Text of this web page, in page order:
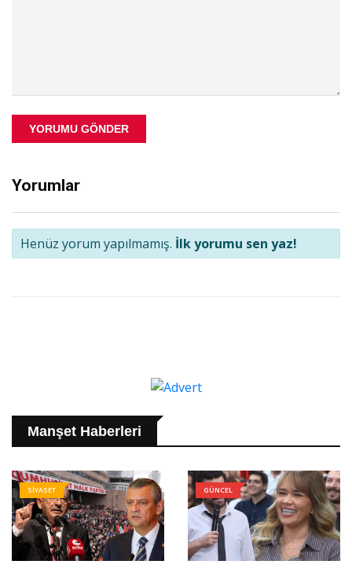
YORUMU GÖNDER
Yorumlar
Henüz yorum yapılmamış. İlk yorumu sen yaz!
Manşet Haberleri
SİYASET GÜNCEL